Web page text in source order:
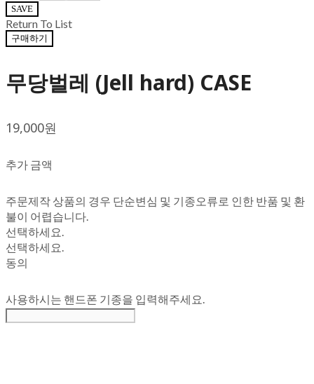
SAVE
Return To List
구매하기
무당벌레 (Jell hard) CASE
19,000원
추가 금액
주문제작 상품의 경우 단순변심 및 기종오류로 인한 반품 및 환
불이 어렵습니다.
선택하세요.
선택하세요.
동의
사용하시는 핸드폰 기종을 입력해주세요.